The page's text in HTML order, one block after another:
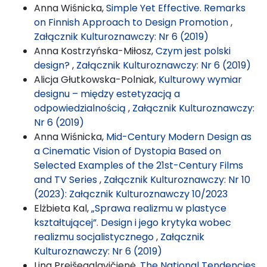
Anna Wiśnicka,Simple Yet Effective. Remarks
on Finnish Approach to Design Promotion,
Załącznik Kulturoznawczy: Nr 6 (2019)
Anna Kostrzyńska-Miłosz,Czym jest polski
design?, Załącznik Kulturoznawczy: Nr 6 (2019)
Alicja Głutkowska-Polniak, Kulturowy wymiar
designu – między estetyzacją a
odpowiedzialnością , Załącznik Kulturoznawczy:
Nr 6 (2019)
Anna Wiśnicka, Mid-Century Modern Design as
a Cinematic Vision of Dystopia Based on
Selected Examples of the 21st-Century Films
and TV Series, Załącznik Kulturoznawczy: Nr 10
(2023): Załącznik Kulturoznawczy 10/2023
Elżbieta Kal,„Sprawa realizmu w plastyce
kształtującej”. Design i jego krytyka wobec
realizmu socjalistycznego, Załącznik
Kulturoznawczy: Nr 6 (2019)